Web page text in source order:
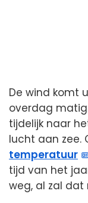
De wind komt
overdag
tijdelijk naar
lucht aan zee.
temperatuur
tijd van het
weg, al zal dat